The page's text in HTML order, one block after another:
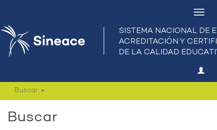
Buscar
Buscar